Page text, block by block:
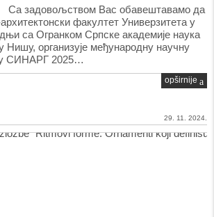
Са задовољством Вас обавештавамо да
факултет Универзитета у
са Огранком Српске академије наука
Нишу, организује међународну научну
СИНАРГ 2025…
opširnije
29. 11. 2024.